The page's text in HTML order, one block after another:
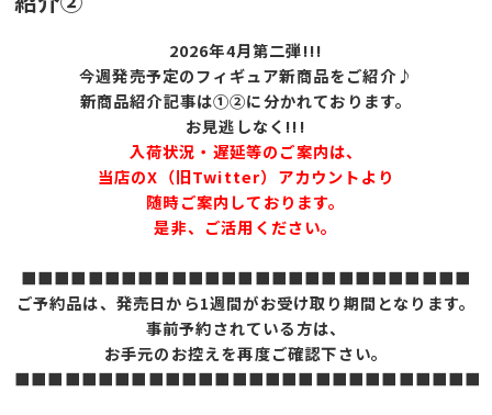
2026年4月第二弾!!!
今週発売予定のフィギュア新商品をご紹介♪
新商品紹介記事は①②に分かれております。
お見逃しなく!!!
入荷状況・遅延等のご案内は、
当店のX（旧Twitter）アカウントより
随時ご案内しております。
是非、ご活用ください。
■■■■■■■■■■■■■■■■■■■■■■■■■■■
ご予約品は、発売日から1週間がお受け取り期間となります。
事前予約されている方は、
お手元のお控えを再度ご確認下さい。
■■■■■■■■■■■■■■■■■■■■■■■■■■■■